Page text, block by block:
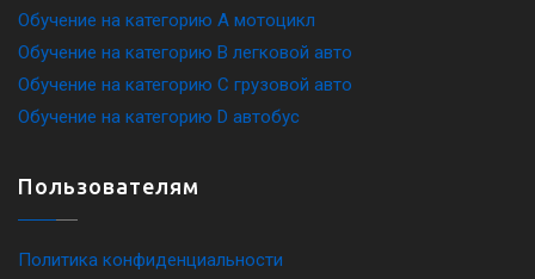
Обучение на категорию A мотоцикл
Обучение на категорию B легковой авто
Обучение на категорию C грузовой авто
Обучение на категорию D автобус
Пользователям
Политика конфиденциальности